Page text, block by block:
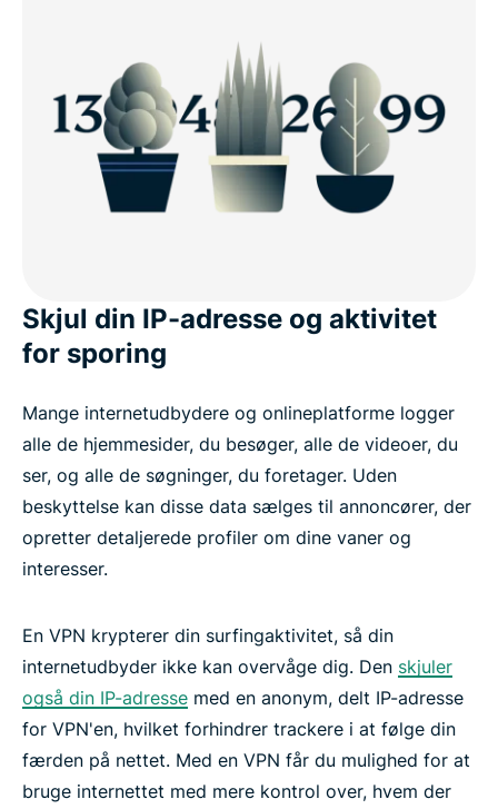
Skjul din IP-adresse og aktivitet
for sporing
Mange internetudbydere og onlineplatforme logger
alle de hjemmesider, du besøger, alle de videoer, du
ser, og alle de søgninger, du foretager. Uden
beskyttelse kan disse data sælges til annoncører, der
opretter detaljerede profiler om dine vaner og
interesser.
En VPN krypterer din surfingaktivitet, så din
internetudbyder ikke kan overvåge dig. Den skjuler
også din IP-adresse med en anonym, delt IP-adresse
for VPN'en, hvilket forhindrer trackere i at følge din
færden på nettet. Med en VPN får du mulighed for at
bruge internettet med mere kontrol over, hvem der